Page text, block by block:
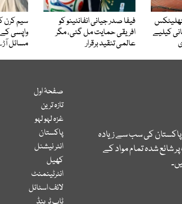
ورلڈ ایتھلیٹکس
کیلیے
فیفا صدر جیانی انفانٹینو کو
افریقی حمایت مل گئی، مگر
عالمی تنقید برقرار
سیم کرن
واپسی
مسائل
کی سب سے زیادہ
شدہ تمام مواد کے
صفحۂ اول
تازہ ترین
غزہ لہو لہو
پاکستان
انٹر نیشنل
کھیل
انٹرٹینمنٹ
لائف اسٹائل